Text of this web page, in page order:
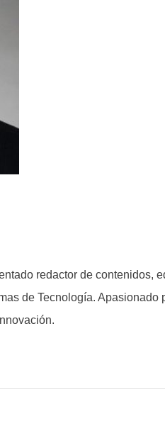
redactor de contenidos,
de Tecnología. Apasionado